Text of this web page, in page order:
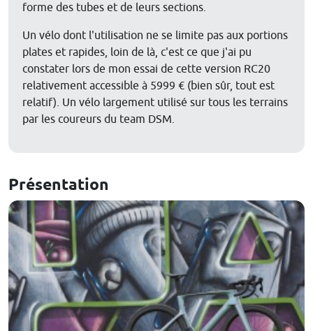
forme des tubes et de leurs sections.
Un vélo dont l'utilisation ne se limite pas aux portions
plates et rapides, loin de là, c'est ce que j'ai pu
constater lors de mon essai de cette version RC20
relativement accessible à 5999 € (bien sûr, tout est
relatif). Un vélo largement utilisé sur tous les terrains
par les coureurs du team DSM.
Présentation